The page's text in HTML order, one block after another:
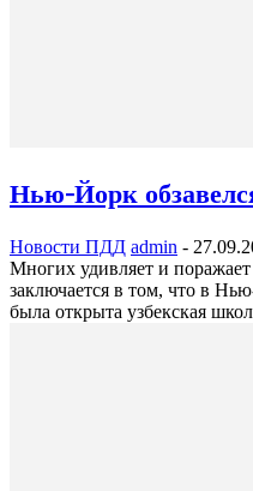
Нью-Йорк
Новости ПДД admin -
Многих удивляет и
заключается в том, что в
была открыта узбекская